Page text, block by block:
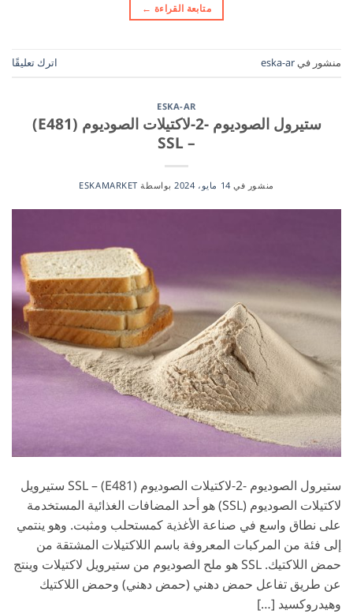
متابعة القراءة ←
منشور في eska-ar اترك تعليقًا
ESKA-AR
ستيرول الصوديوم -2-لاكتيلات الصوديوم (E481)
– SSL
منشور في14 مايو، 2024 بواسطة ESKAMARKET
ستيرول الصوديوم -2-لاكتيلات الصوديوم (E481) – SSL ستيرويل
لاكتيلات الصوديوم (SSL) هو أحد المضافات الغذائية المستخدمة
على نطاق واسع في صناعة الأغذية كمستحلب ومثبت. وهو ينتمي
إلى فئة من المركبات المعروفة باسم اللاكتيلات المشتقة من
حمض اللاكتيك. SSL هو ملح الصوديوم من ستيرويل لاكتيلات وينتج
عن طريق تفاعل حمض دهني (حمض دهني) وحمض اللاكتيك
وهيدروكسيد […]